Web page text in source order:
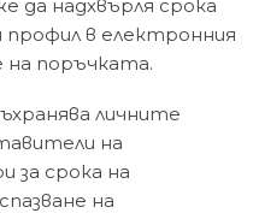
да надхвърля срока
в електронния
на поръчката.
личните
на
за срока на
на